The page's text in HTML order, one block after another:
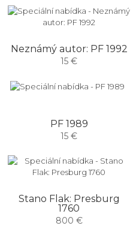
Neznámý autor: PF 1992
15 €
PF 1989
15 €
Stano Flak: Presburg
1760
800 €